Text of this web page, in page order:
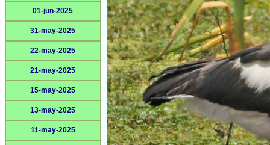
01-jun-2025
31-may-2025
22-may-2025
21-may-2025
15-may-2025
13-may-2025
11-may-2025